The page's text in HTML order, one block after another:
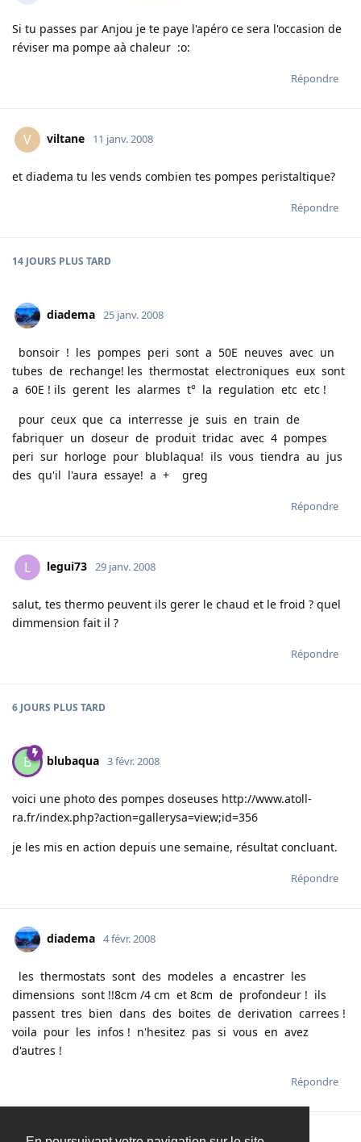
Si tu passes par Anjou je te paye l'apéro ce sera l'occasion de
réviser ma pompe aà chaleur :o:
Répondre
V viltane 11 janv. 2008
et diadema tu les vends combien tes pompes peristaltique?
Répondre
14 JOURS PLUS TARD
diadema 25 janv. 2008
bonsoir ! les pompes peri sont a 50E neuves avec un
tubes de rechange! les thermostat electroniques eux sont
a 60E ! ils gerent les alarmes t° la regulation etc etc !
pour ceux que ca interresse je suis en train de
fabriquer un doseur de produit tridac avec 4 pompes
peri sur horloge pour blublaqua! ils vous tiendra au jus
des qu'il l'aura essaye! a + greg
Répondre
L legui73 29 janv. 2008
salut, tes thermo peuvent ils gerer le chaud et le froid ? quel
dimmension fait il ?
Répondre
6 JOURS PLUS TARD
B blubaqua 3 févr. 2008
voici une photo des pompes doseuses http://www.atoll-
ra.fr/index.php?action=gallerysa=view;id=356
je les mis en action depuis une semaine, résultat concluant.
Répondre
diadema 4 févr. 2008
les thermostats sont des modeles a encastrer les
dimensions sont !!8cm /4 cm et 8cm de profondeur ! ils
passent tres bien dans des boites de derivation carrees !
voila pour les infos ! n'hesitez pas si vous en avez
d'autres !
Répondre